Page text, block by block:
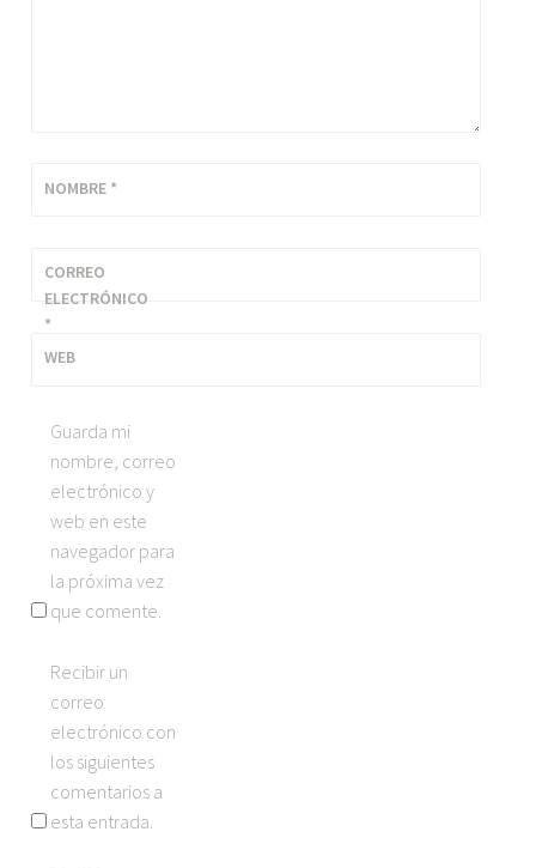
NOMBRE *
CORREO
ELECTRÓNICO
*
WEB
Guarda mi
nombre, correo
electrónico y
web en este
navegador para
la próxima vez
que comente.
Recibir un
correo
electrónico con
los siguientes
comentarios a
esta entrada.